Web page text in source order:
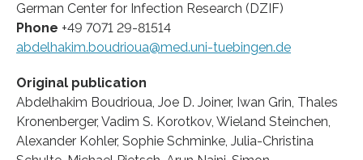
German Center for Infection Research (DZIF)
Phone +49 7071 29-81514
abdelhakim.boudrioua@med.uni-tuebingen.de
Original publication
Abdelhakim Boudrioua, Joe D. Joiner, Iwan Grin, Thales
Kronenberger, Vadim S. Korotkov, Wieland Steinchen,
Alexander Kohler, Sophie Schminke, Julia-Christina